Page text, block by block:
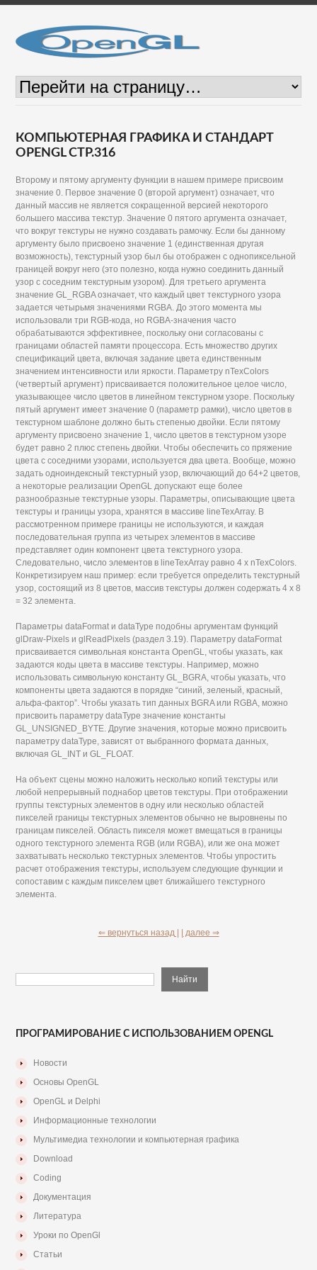
КОМПЬЮТЕРНАЯ ГРАФИКА И СТАНДАРТ
OPENGL СТР.316
Второму и пятому аргументу функции в нашем примере присвоим
значение 0. Первое значение 0 (второй аргумент) означает, что
данный массив не является сокращенной версией некоторого
большего массива текстур. Значение 0 пятого аргумента означает,
что вокруг текстуры не нужно создавать рамочку. Если бы данному
аргументу было присвоено значение 1 (единственная другая
возможность), текстурный узор был бы отображен с однопиксельной
границей вокруг него (это полезно, когда нужно соединить данный
узор с соседним текстурным узором). Для третьего аргумента
значение GL_RGBA означает, что каждый цвет текстурного узора
задается четырьмя значениями RGBA. До этого момента мы
использовали три RGB-кода, но RGBA-значения часто
обрабатываются эффективнее, поскольку они согласованы с
границами областей памяти процессора. Есть множество других
спецификаций цвета, включая задание цвета единственным
значением интенсивности или яркости. Параметру nTexColors
(четвертый аргумент) присваивается положительное целое число,
указывающее число цветов в линейном текстурном узоре. Поскольку
пятый аргумент имеет значение 0 (параметр рамки), число цветов в
текстурном шаблоне должно быть степенью двойки. Если пятому
аргументу присвоено значение 1, число цветов в текстурном узоре
будет равно 2 плюс степень двойки. Чтобы обеспечить со пряжение
цвета с соседними узорами, используется два цвета. Вообще, можно
задать одноиндексный текстурный узор, включающий до 64+2 цветов,
а некоторые реализации OpenGL допускают еще более
разнообразные текстурные узоры. Параметры, описывающие цвета
текстуры и границы узора, хранятся в массиве lineTexArray. В
рассмотренном примере границы не используются, и каждая
последовательная группа из четырех элементов в массиве
представляет один компонент цвета текстурного узора.
Следовательно, число элементов в lineTexArray равно 4 х nTexColors.
Конкретизируем наш пример: если требуется определить текстурный
узор, состоящий из 8 цветов, массив текстуры должен содержать 4 х 8
= 32 элемента.
Параметры dataFormat и dataType подобны аргументам функций
glDraw-Pixels и glReadPixels (раздел 3.19). Параметру dataFormat
присваивается символьная константа OpenGL, чтобы указать, как
задаются коды цвета в массиве текстуры. Например, можно
использовать символьную константу GL_BGRA, чтобы указать, что
компоненты цвета задаются в порядке “синий, зеленый, красный,
альфа-фактор”. Чтобы указать тип данных BGRA или RGBA, можно
присвоить параметру dataType значение константы
GL_UNSIGNED_BYTE. Другие значения, которые можно присвоить
параметру dataType, зависят от выбранного формата данных,
включая GL_INT и GL_FLOAT.
На объект сцены можно наложить несколько копий текстуры или
любой непрерывный поднабор цветов текстуры. При отображении
группы текстурных элементов в одну или несколько областей
пикселей границы текстурных элементов обычно не выровнены по
границам пикселей. Область пикселя может вмещаться в границы
одного текстурного элемента RGB (или RGBA), или же она может
захватывать несколько текстурных элементов. Чтобы упростить
расчет отображения текстуры, используем следующие функции и
сопоставим с каждым пикселем цвет ближайшего текстурного
элемента.
⇐ вернуться назад | | далее ⇒
ПРОГРАМИРОВАНИЕ С ИСПОЛЬЗОВАНИЕМ OPENGL
Новости
Основы OpenGL
OpenGL и Delphi
Информационные технологии
Мультимедиа технологии и компьютерная графика
Download
Coding
Документация
Литература
Уроки по OpenGl
Статьи